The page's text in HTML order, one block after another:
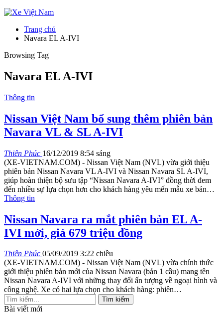
Trang chủ
Navara EL A-IVI
Browsing Tag
Navara EL A-IVI
Thông tin
Nissan Việt Nam bổ sung thêm phiên bản
Navara VL & SL A-IVI
Thiên Phúc 16/12/2019 8:54 sáng
(XE-VIETNAM.COM) - Nissan Việt Nam (NVL) vừa giới thiệu
phiên bản Nissan Navara VL A-IVI và Nissan Navara SL A-IVI,
giúp hoàn thiện bộ sưu tập “Nissan Navara A-IVI” đồng thời đem
đến nhiều sự lựa chọn hơn cho khách hàng yêu mến mẫu xe bán…
Thông tin
Nissan Navara ra mắt phiên bản EL A-
IVI mới, giá 679 triệu đồng
Thiên Phúc 05/09/2019 3:22 chiều
(XE-VIETNAM.COM) - Nissan Việt Nam (NVL) vừa chính thức
giới thiệu phiên bản mới của Nissan Navara (bản 1 cầu) mang tên
Nissan Navara A-IVI với những thay đổi ấn tượng về ngoại hình và
công nghệ. Xe có hai lựa chọn cho khách hàng: phiên…
Bài viết mới